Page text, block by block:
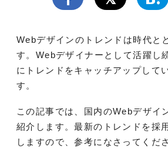
Webデザインのトレンドは時代と
す。Webデザイナーとして活躍し
にトレンドをキャッチアップして
す。
この記事では、国内のWebデザイ
紹介します。最新のトレンドを採
しますので、参考になさってくだ